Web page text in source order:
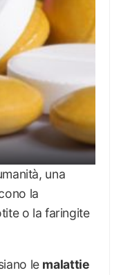
una
la
o la faringite
le malattie